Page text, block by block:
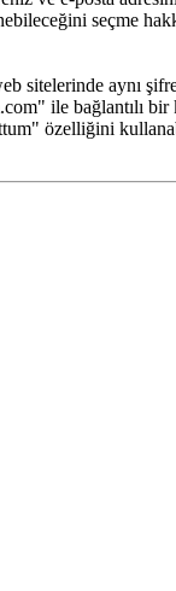
seçme
aynı
ile bağlantılı
özelliğini